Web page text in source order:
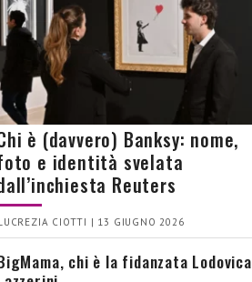
è (davvero) Banksy: nome,
e identità svelata
Reuters
CIOTTI | 13 GIUGNO 2026
chi è la fidanzata Lodovica